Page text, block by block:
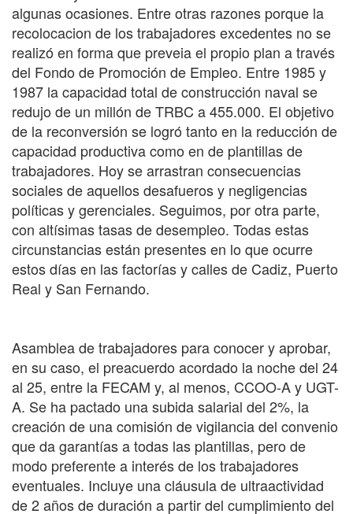
algunas ocasiones. Entre otras razones porque la
recolocacion de los trabajadores excedentes no se
realizó en forma que preveia el propio plan a través
del Fondo de Promoción de Empleo. Entre 1985 y
1987 la capacidad total de construcción naval se
redujo de un millón de TRBC a 455.000. El objetivo
de la reconversión se logró tanto en la reducción de
capacidad productiva como en de plantillas de
trabajadores. Hoy se arrastran consecuencias
sociales de aquellos desafueros y negligencias
políticas y gerenciales. Seguimos, por otra parte,
con altísimas tasas de desempleo. Todas estas
circunstancias están presentes en lo que ocurre
estos días en las factorías y calles de Cadiz, Puerto
Real y San Fernando.
Asamblea de trabajadores para conocer y aprobar,
en su caso, el preacuerdo acordado la noche del 24
al 25, entre la FECAM y, al menos, CCOO-A y UGT-
A. Se ha pactado una subida salarial del 2%, la
creación de una comisión de vigilancia del convenio
que da garantías a todas las plantillas, pero de
modo preferente a interés de los trabajadores
eventuales. Incluye una cláusula de ultraactividad
de 2 años de duración a partir del cumplimiento del